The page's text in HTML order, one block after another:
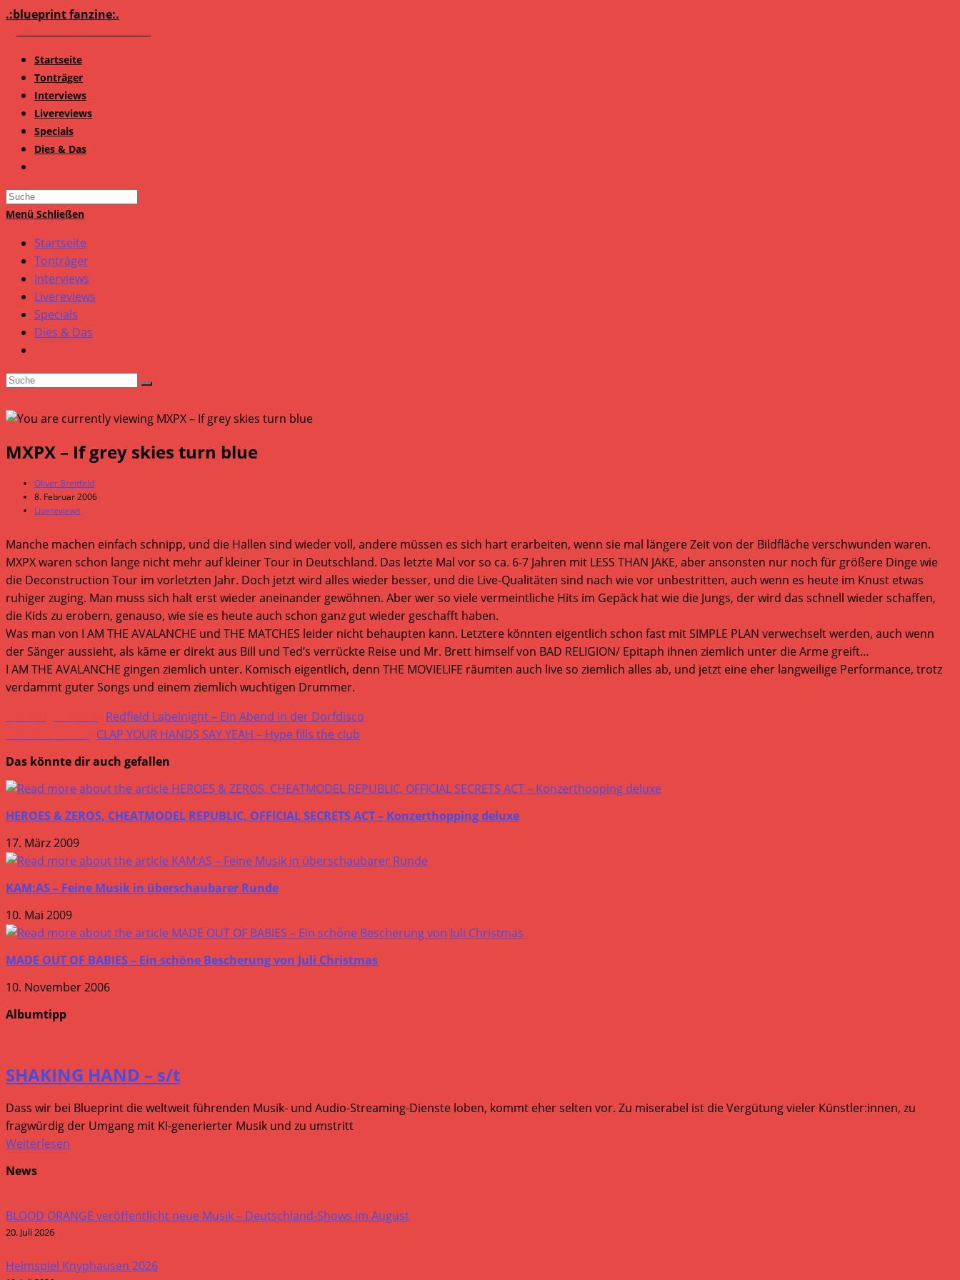
Zum
.:blueprint fanzine:.
Startseite
Tonträger
Interviews
Livereviews
Specials
Dies & Das
Search
this
Menü Schließen
Startseite
Tonträger
Interviews
Livereviews
Specials
Dies & Das
MXPX – If grey skies turn blue
Beitrags-
Autor:
Oliver Breitfeld
Beitrag
veröffentlicht:
8. Februar 2006
Beitrags-
Livereviews
Manche machen einfach schnipp, und die Hallen sind wieder voll, andere müssen es sich hart erarbeiten, wenn sie mal längere Zeit von der Bildfläche verschwunden waren.
MXPX waren schon lange nicht mehr auf kleiner Tour in Deutschland. Das letzte Mal vor so ca. 6-7 Jahren mit LESS THAN JAKE, aber ansonsten nur noch für größere Dinge wie
die Deconstruction Tour im vorletzten Jahr. Doch jetzt wird alles wieder besser, und die Live-Qualitäten sind nach wie vor unbestritten, auch wenn es heute im Knust etwas
ruhiger zuging. Man muss sich halt erst wieder aneinander gewöhnen. Aber wer so viele vermeintliche Hits im Gepäck hat wie die Jungs, der wird das schnell wieder schaffen,
die Kids zu erobern, genauso, wie sie es heute auch schon ganz gut wieder geschafft haben.
Was man von I AM THE AVALANCHE und THE MATCHES leider nicht behaupten kann. Letztere könnten eigentlich schon fast mit SIMPLE PLAN verwechselt werden, auch wenn
der Sänger aussieht, als käme er direkt aus Bill und Ted’s verrückte Reise und Mr. Brett himself von BAD RELIGION/ Epitaph ihnen ziemlich unter die Arme greift…
I AM THE AVALANCHE gingen ziemlich unter. Komisch eigentlich, denn THE MOVIELIFE räumten auch live so ziemlich alles ab, und jetzt eine eher langweilige Performance, trotz
verdammt guter Songs und einem ziemlich wuchtigen Drummer.
Weitere
Artikel
ansehen
Redfield Labelnight – Ein Abend in der Dorfdisco
CLAP YOUR HANDS SAY YEAH – Hype fills the club
Das könnte dir auch gefallen
HEROES & ZEROS, CHEATMODEL REPUBLIC, OFFICIAL SECRETS ACT – Konzerthopping deluxe
17. März 2009
KAM:AS – Feine Musik in überschaubarer Runde
10. Mai 2009
MADE OUT OF BABIES – Ein schöne Bescherung von Juli Christmas
10. November 2006
Albumtipp
SHAKING HAND – s/t
Dass wir bei Blueprint die weltweit führenden Musik- und Audio-Streaming-Dienste loben, kommt eher selten vor. Zu miserabel ist die Vergütung vieler Künstler:innen, zu
fragwürdig der Umgang mit KI-generierter Musik und zu umstritt
Weiterlesen
News
BLOOD ORANGE veröffentlicht neue Musik – Deutschland-Shows im August
20. Juli 2026
Heimspiel Knyphausen 2026